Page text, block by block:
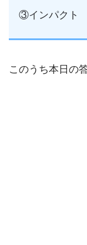
③インパクト
このうち本日の